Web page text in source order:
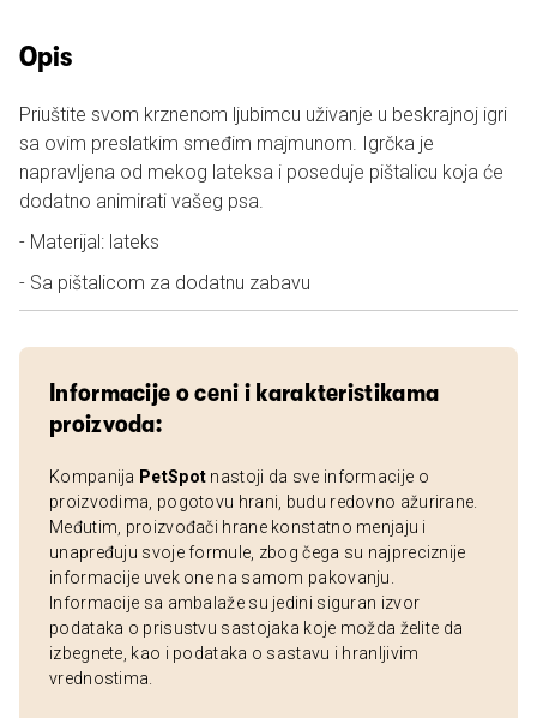
Opis
Priuštite svom krznenom ljubimcu uživanje u beskrajnoj igri
sa ovim preslatkim smeđim majmunom. Igrčka je
napravljena od mekog lateksa i poseduje pištalicu koja će
dodatno animirati vašeg psa.
- Materijal: lateks
- Sa pištalicom za dodatnu zabavu
Informacije o ceni i karakteristikama
proizvoda:
Kompanija PetSpot nastoji da sve informacije o
proizvodima, pogotovu hrani, budu redovno ažurirane.
Međutim, proizvođači hrane konstatno menjaju i
unapređuju svoje formule, zbog čega su najpreciznije
informacije uvek one na samom pakovanju.
Informacije sa ambalaže su jedini siguran izvor
podataka o prisustvu sastojaka koje možda želite da
izbegnete, kao i podataka o sastavu i hranljivim
vrednostima.